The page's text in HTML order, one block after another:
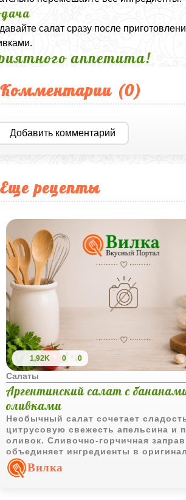
салат сразу после
аппетита!
Комментарии (0)
Добавить комментарий
Еще рецепты
1,92K 0 0
Салаты
Аргентинский салат с
оливками
Необычный салат сочетает
цитрусовую свежесть апельсина и
оливок. Сливочно-горчичная
объединяет ингредиенты в
блюдо, которое хорошо дополняет
белое мясо.
Вилка